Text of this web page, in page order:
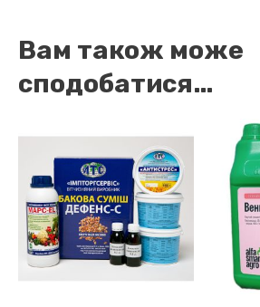
Вам також може
сподобатися…